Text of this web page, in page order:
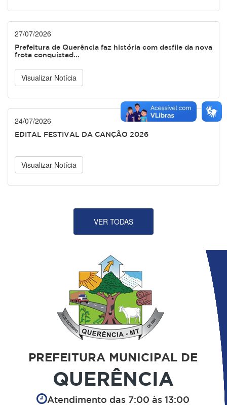
27/07/2026
Prefeitura de Querência faz história com desfile da nova
frota conquistad...
Visualizar Notícia
24/07/2026
EDITAL FESTIVAL DA CANÇÃO 2026
Visualizar Notícia
VER TODAS
PREFEITURA MUNICIPAL DE
QUERÊNCIA
Atendimento das 7:00 às 13:00